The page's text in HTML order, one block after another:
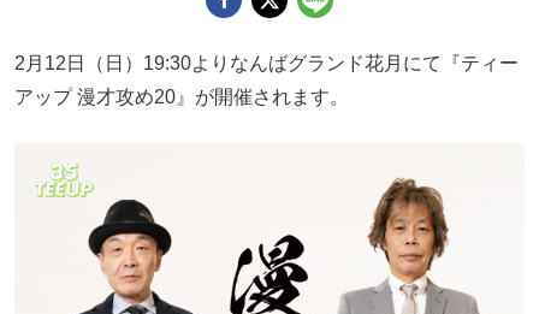
2月12日（日）19:30よりなんばグランド花月にて『ティー
アップ 漫才攻め20』が開催されます。